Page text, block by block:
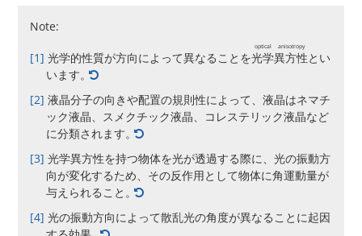
Note:
[1] 光学的性質が方向によって異なることを光学異方性
optical anisotropy
とい
います。
[2] 液晶分子の向きや配置の規則性によって、液晶はネマチ
ック液晶、スメクチック液晶、コレステリック液晶など
に分類されます。
[3] 光学異方性を持つ物体を光が透過する際に、光の振動方
向が変化するため、その反作用として物体に角運動量が
与えられること。
[4] 光の振動方向によって散乱光の角度が異なることに起因